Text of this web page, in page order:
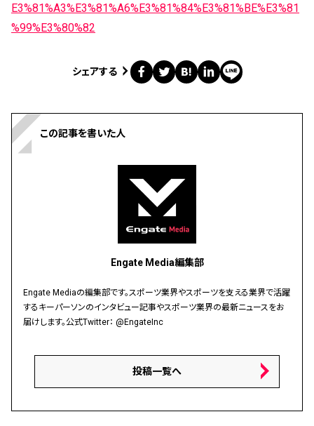
E3%81%A3%E3%81%A6%E3%81%84%E3%81%BE%E3%81
%99%E3%80%82
シェアする
この記事を書いた人
Engate Media編集部
Engate Mediaの編集部です。スポーツ業界やスポーツを支える業界で活躍
するキーパーソンのインタビュー記事やスポーツ業界の最新ニュースをお
届けします。公式Twitter： @EngateInc
投稿一覧へ